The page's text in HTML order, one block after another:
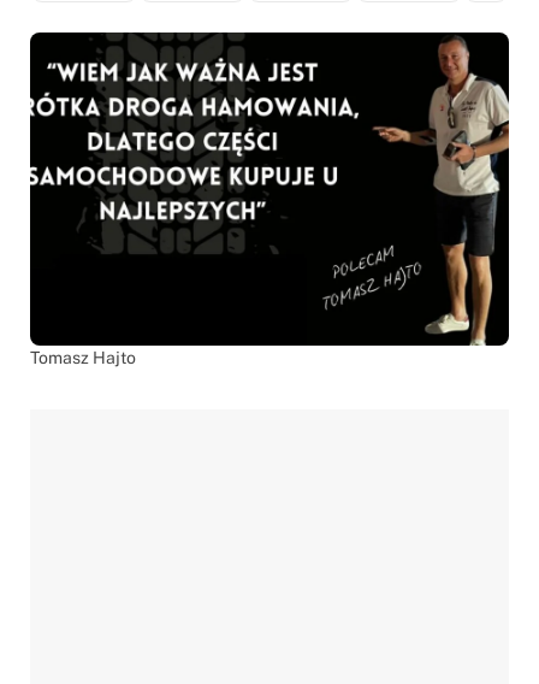
Tomasz Hajto